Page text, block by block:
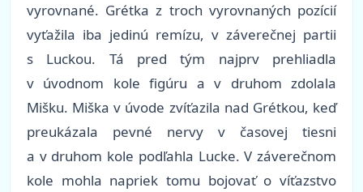
vyrovnané. Grétka z troch vyrovnaných pozícií
vyťažila iba jedinú remízu, v záverečnej partii
s Luckou. Tá pred tým najprv prehliadla
v úvodnom kole figúru a v druhom zdolala
Mišku. Miška v úvode zvíťazila nad Grétkou, keď
preukázala pevné nervy v časovej tiesni
a v druhom kole podľahla Lucke. V záverečnom
kole mohla napriek tomu bojovať o víťazstvo